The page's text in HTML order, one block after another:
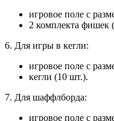
игровое поле с
2 комплекта фишек
6. Для игры в кегли:
игровое поле с
кегли (10 шт.).
7. Для шаффлборда:
игровое поле с